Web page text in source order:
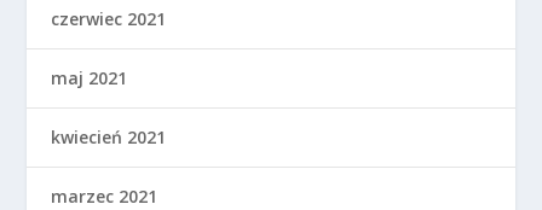
czerwiec 2021
maj 2021
kwiecień 2021
marzec 2021